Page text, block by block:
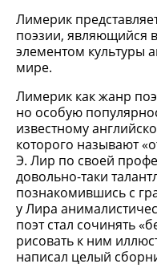
Лимерик
поэзии,
элементом культуры
мире.
Лимерик как жанр
но особую
известному
которого называют
Э. Лир по своей
довольно-таки
познакомившись с
у Лира
поэт стал сочинять
рисовать к ним
написал целый